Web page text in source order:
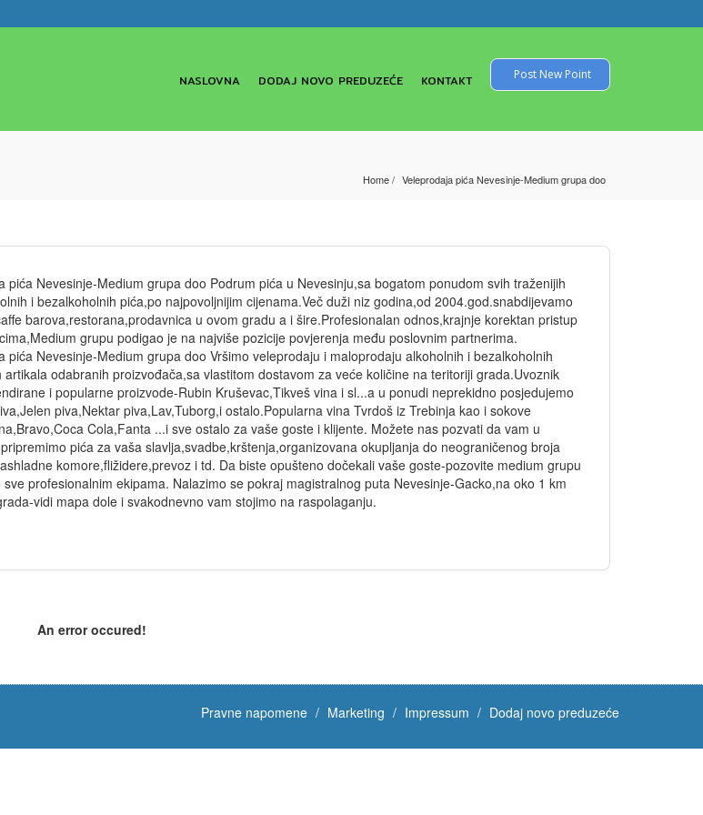
NASLOVNA DODAJ NOVO PREDUZEĆE KONTAKT Post New Point
Home Veleprodaja pića Nevesinje-Medium grupa doo
pića Nevesinje-Medium grupa doo Podrum pića u Nevesinju,sa bogatom ponudom svih traženijih
i bezalkoholnih pića,po najpovoljnijim cijenama.Več duži niz godina,od 2004.god.snabdijevamo
barova,restorana,prodavnica u ovom gradu a i šire.Profesionalan odnos,krajnje korektan pristup
grupu podigao je na najviše pozicije povjerenja među poslovnim partnerima.
pića Nevesinje-Medium grupa doo Vršimo veleprodaju i maloprodaju alkoholnih i bezalkoholnih
artikala odabranih proizvođača,sa vlastitom dostavom za veće količine na teritoriji grada.Uvoznik
i popularne proizvode-Rubin Kruševac,Tikveš vina i sl...a u ponudi neprekidno posjedujemo
piva,Nektar piva,Lav,Tuborg,i ostalo.Popularna vina Tvrdoš iz Trebinja kao i sokove
Cola,Fanta ...i sve ostalo za vaše goste i klijente. Možete nas pozvati da vam u
pića za vaša slavlja,svadbe,krštenja,organizovana okupljanja do neograničenog broja
komore,fližidere,prevoz i td. Da biste opušteno dočekali vaše goste-pozovite medium grupu
sve profesionalnim ekipama. Nalazimo se pokraj magistralnog puta Nevesinje-Gacko,na oko 1 km
vidi mapa dole i svakodnevno vam stojimo na raspolaganju.
An error occured!
Pravne napomene Marketing Impressum Dodaj novo preduzeće